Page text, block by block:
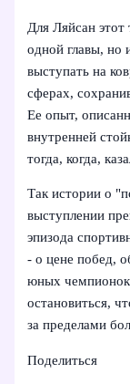
Для Ляйсан этот
одной главы, но
выступать на
сферах,
Ее опыт,
внутренней
тогда, когда,
Так истории о
выступлении
эпизода
- о цене побед,
юных
остановиться,
за пределами
Поделиться